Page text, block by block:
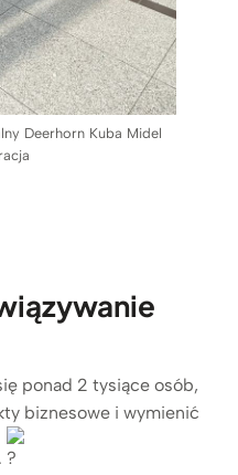
Deerhorn Kuba Midel
ponad 2 tysiące osób,
biznesowe i wymienić